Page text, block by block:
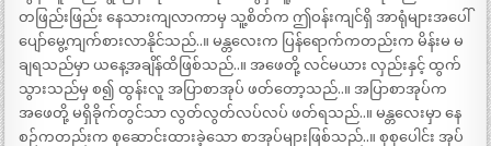
တဖြည်းဖြည်း နေသားကျလာကာမှ သူ့စိတ်က ဤဝန်းကျင်ရှိ အာရုံများအပေါ်
ပျော်မွေ့ကျက်စားလာနိုင်သည်..။ မန္တလေးက ပြန်ရောက်ကတည်းက မိန်းမ မ
ချရသည်မှာ ယနေ့အချိန်ထိဖြစ်သည်..။ အဖေတို့ လင်မယား လှည်းနှင့် ထွက်
သွားသည်မှ စ၍ ထွန်းလူ အပြာစာအုပ် ဖတ်တော့သည်..။ အပြာစာအုပ်က
အဖေတို့ မရှိခိုက်တွင်သာ လွတ်လွတ်လပ်လပ် ဖတ်ရသည်..။ မန္တလေးမှာ နေ
စဉ်ကတည်းက စုဆောင်းထားခဲ့သော စာအုပ်များဖြစ်သည်..။ စုစုပေါင်း အုပ်